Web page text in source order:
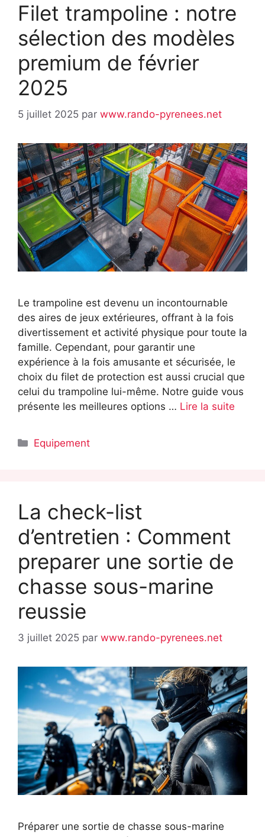
Filet trampoline : notre
sélection des modèles
premium de février
2025
5 juillet 2025 par www.rando-pyrenees.net
Le trampoline est devenu un incontournable
des aires de jeux extérieures, offrant à la fois
divertissement et activité physique pour toute la
famille. Cependant, pour garantir une
expérience à la fois amusante et sécurisée, le
choix du filet de protection est aussi crucial que
celui du trampoline lui-même. Notre guide vous
présente les meilleures options … Lire la suite
Catégories
Equipement
La check-list
d’entretien : Comment
preparer une sortie de
chasse sous-marine
reussie
3 juillet 2025 par www.rando-pyrenees.net
Préparer une sortie de chasse sous-marine